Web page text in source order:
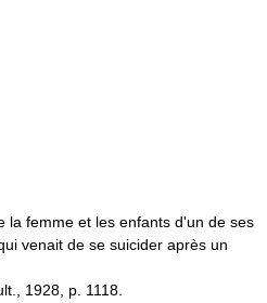
la femme et les enfants d'un de ses
venait de se suicider après un
1928, p. 1118.